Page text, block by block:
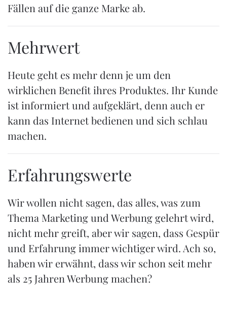
Fällen auf die ganze Marke ab.
Mehrwert
Heute geht es mehr denn je um den
wirklichen Benefit ihres Produktes. Ihr Kunde
ist informiert und aufgeklärt, denn auch er
kann das Internet bedienen und sich schlau
machen.
Erfahrungswerte
Wir wollen nicht sagen, das alles, was zum
Thema Marketing und Werbung gelehrt wird,
nicht mehr greift, aber wir sagen, dass Gespür
und Erfahrung immer wichtiger wird. Ach so,
haben wir erwähnt, dass wir schon seit mehr
als 25 Jahren Werbung machen?